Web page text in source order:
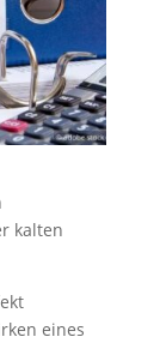
kalten
eines